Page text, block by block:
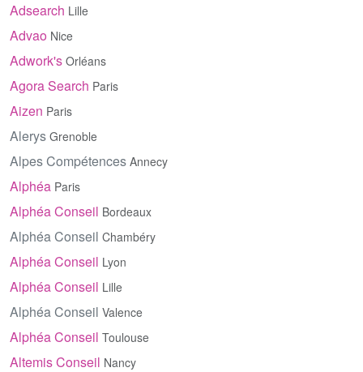
Adsearch Lille
Advao Nice
Adwork's Orléans
Agora Search Paris
Aizen Paris
Alerys Grenoble
Alpes Compétences Annecy
Alphéa Paris
Alphéa Conseil Bordeaux
Alphéa Conseil Chambéry
Alphéa Conseil Lyon
Alphéa Conseil Lille
Alphéa Conseil Valence
Alphéa Conseil Toulouse
Altemis Conseil Nancy